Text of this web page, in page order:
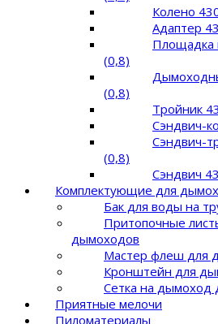
Колено
Адаптер
Площадка
(0,8)
(0,8)
Тройник
Сэндвич-
Сэндвич-
(0,8)
Сэндвич
Комплектующие для
Бак для воды на
Притопочные
дымоходов
Мастер флеш для
Кронштейн для
Сетка на дымоход
Приятные мелочи
Пиломатериалы